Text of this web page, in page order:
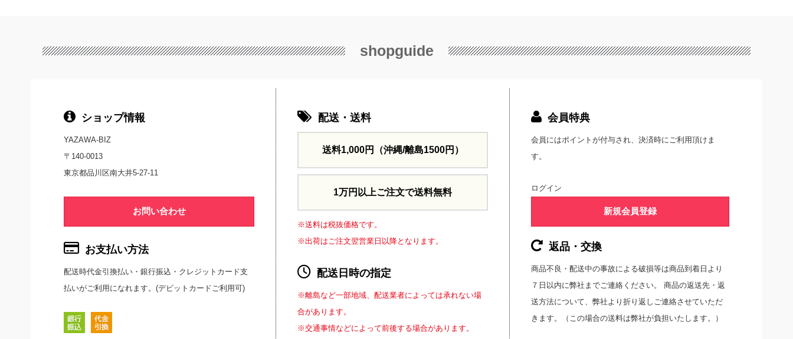
b
shopguide
ショップ情報
YAZAWA-BIZ
〒140-0013
東京都品川区南大井5-27-11
お問い合わせ
お支払い方法
配送時代金引換払い・銀行振込・クレジットカード支
払いがご利用になれます。(デビットカードご利用可)
配送・送料
送料1,000円 （沖縄/離島1500円）
1万円以上ご注文で送料無料
※送料は税抜価格です。
※出荷はご注文翌営業日以降となります。
配送日時の指定
※離島など一部地域、配送業者によっては承れない場
合があります。
※交通事情などによって前後する場合があります。
会員特典
会員にはポイントが付与され、決済時にご利用頂けま
す。
ログイン
新規会員登録
返品・交換
商品不良・配送中の事故による破損等は商品到着日より
７日以内に弊社までご連絡ください。 商品の返送先・返
送方法について、弊社より折り返しご連絡させていただ
きます。（この場合の送料は弊社が負担いたします。）